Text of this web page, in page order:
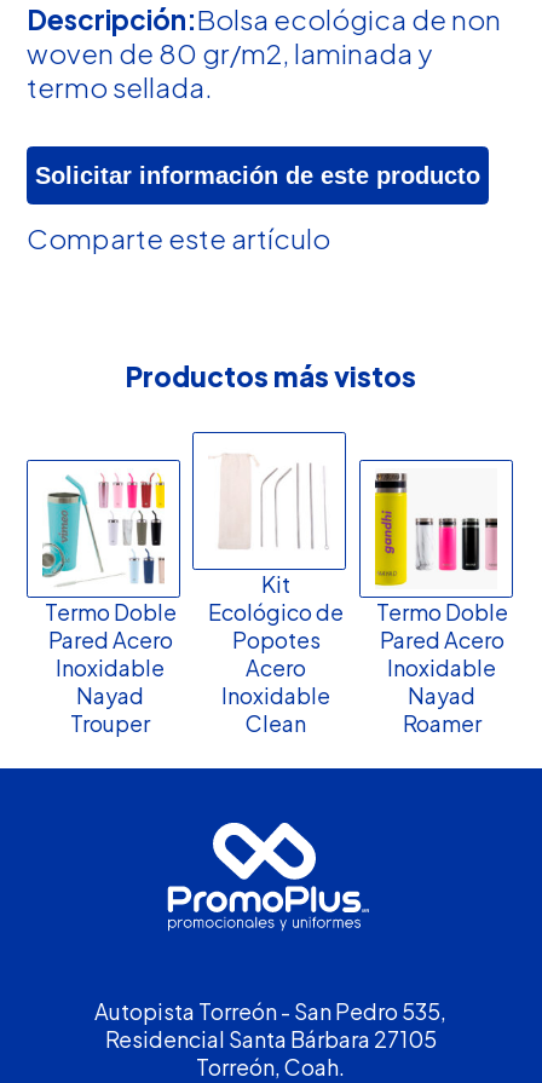
Descripción:Bolsa ecológica de non
woven de 80 gr/m2, laminada y
termo sellada.
Solicitar información de este producto
Comparte este artículo
Productos más vistos
Termo Doble
Pared Acero
Inoxidable
Nayad
Trouper
Kit
Ecológico de
Popotes
Acero
Inoxidable
Clean
Termo Doble
Pared Acero
Inoxidable
Nayad
Roamer
Autopista Torreón - San Pedro 535,
Residencial Santa Bárbara 27105
Torreón, Coah.